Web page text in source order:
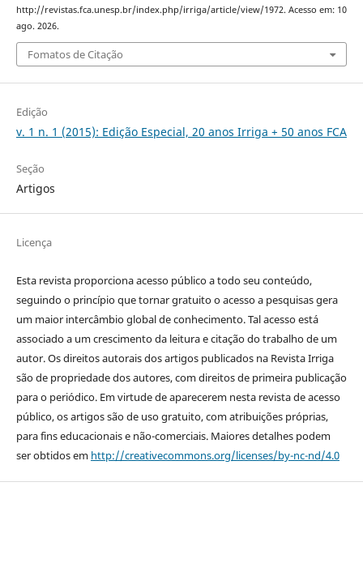
http://revistas.fca.unesp.br/index.php/irriga/article/view/1972. Acesso em: 10
ago. 2026.
Fomatos de Citação
Edição
v. 1 n. 1 (2015): Edição Especial, 20 anos Irriga + 50 anos FCA
Seção
Artigos
Licença
Esta revista proporciona acesso público a todo seu conteúdo,
seguindo o princípio que tornar gratuito o acesso a pesquisas gera
um maior intercâmbio global de conhecimento. Tal acesso está
associado a um crescimento da leitura e citação do trabalho de um
autor. Os direitos autorais dos artigos publicados na Revista Irriga
são de propriedade dos autores, com direitos de primeira publicação
para o periódico. Em virtude de aparecerem nesta revista de acesso
público, os artigos são de uso gratuito, com atribuições próprias,
para fins educacionais e não-comerciais. Maiores detalhes podem
ser obtidos em http://creativecommons.org/licenses/by-nc-nd/4.0